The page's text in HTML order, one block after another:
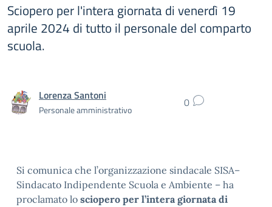
Sciopero per l'intera giornata di venerdì 19
aprile 2024 di tutto il personale del comparto
scuola.
Lorenza Santoni
Personale amministrativo 0
Si comunica che l’organizzazione sindacale SISA–
Sindacato Indipendente Scuola e Ambiente – ha
proclamato lo sciopero per l’intera giornata di